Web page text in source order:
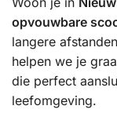
opvouwbare
langere
helpen we je
die perfect
leefomgeving.